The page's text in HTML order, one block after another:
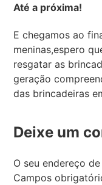
Até a próxima!
E chegamos ao
meninas,espero
resgatar as
geração
das brincadeiras
Deixe um
O seu endereço
Campos